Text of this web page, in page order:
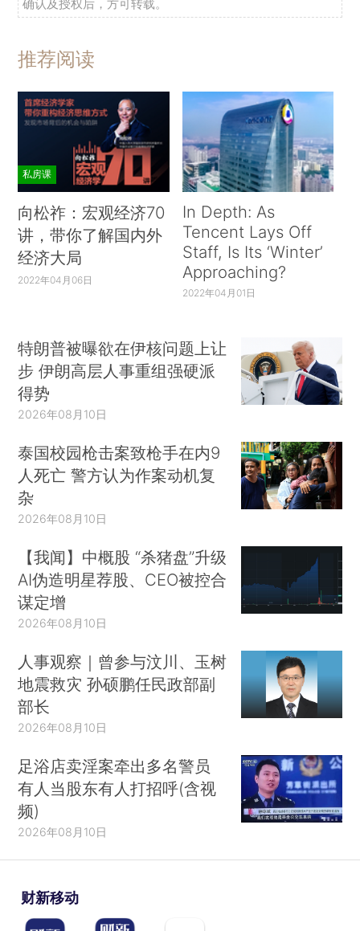
确认及授权后，方可转载。
推荐阅读
私房课
向松祚：宏观经济70
讲，带你了解国内外
经济大局
2022年04月06日
In Depth: As
Tencent Lays Off
Staff, Is Its ‘Winter’
Approaching?
2022年04月01日
特朗普被曝欲在伊核问题上让
步 伊朗高层人事重组强硬派
得势
2026年08月10日
泰国校园枪击案致枪手在内9
人死亡 警方认为作案动机复
杂
2026年08月10日
【我闻】中概股 “杀猪盘”升级
AI伪造明星荐股、CEO被控合
谋定增
2026年08月10日
人事观察｜曾参与汶川、玉树
地震救灾 孙硕鹏任民政部副
部长
2026年08月10日
足浴店卖淫案牵出多名警员
有人当股东有人打招呼(含视
频)
2026年08月10日
财新移动